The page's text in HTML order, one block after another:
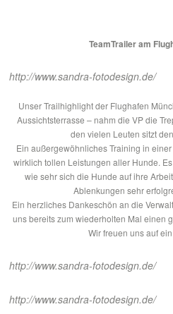
TeamTrailer am
http://www.sandra-fotodesign.de/
Unser Trailhighlight der Flughafen
Aussichtsterrasse – nahm die VP die
den vielen Leuten sitzt
Ein außergewöhnliches Training in
wirklich tollen Leistungen aller Hunde.
wie sehr sich die Hunde auf ihre
Ablenkungen sehr
Ein herzliches Dankeschön an die
uns bereits zum wiederholten Mal einen
Wir freuen uns auf
http://www.sandra-fotodesign.de/
http://www.sandra-fotodesign.de/